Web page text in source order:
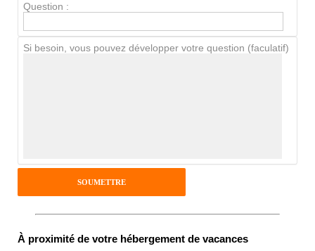
Antispam - Combien font 7x4 (en
chiffres) :
Question :
Si besoin, vous pouvez développer votre question (faculatif)
À proximité de votre hébergement de vacances